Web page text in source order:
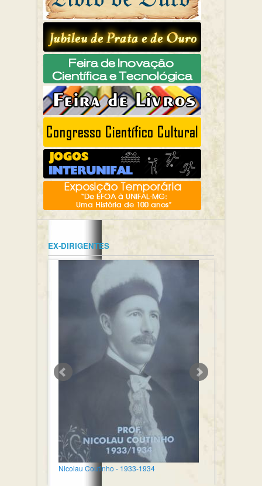
EX-DIRIGENTES
Nicolau Coutinho - 1933-1934